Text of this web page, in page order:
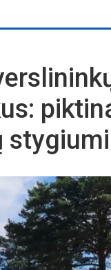
stygiumi